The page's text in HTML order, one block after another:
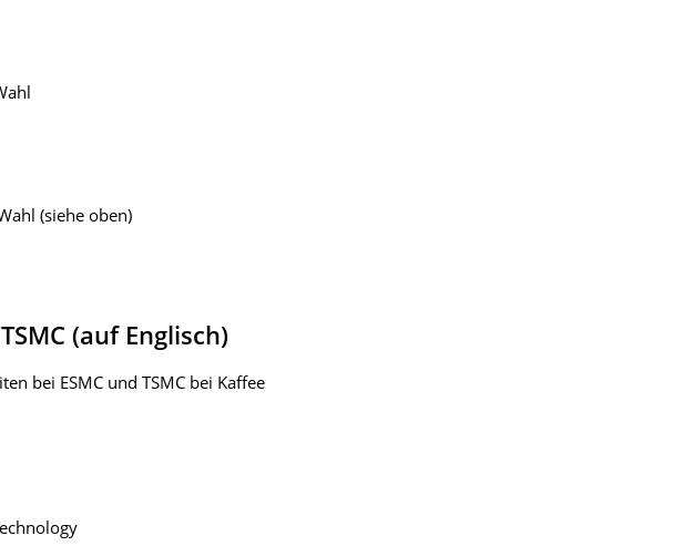
(siehe oben)
(auf Englisch)
bei ESMC und TSMC bei Kaffee